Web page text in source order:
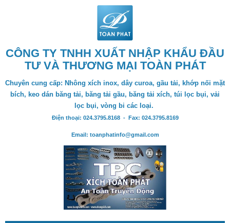
CÔNG TY TNHH XUẤT NHẬP KHẨU ĐẦU
TƯ VÀ THƯƠNG MẠI TOÀN PHÁT
Chuyên cung cấp: Nhông xích inox, dây curoa, gầu tải, khớp nối mặt
bích, keo dán băng tải, băng tải gầu, băng tải xích, túi lọc bụi, vải
lọc bụi, vòng bi các loại.
Điện thoại: 024.3795.8168 - Fax: 024.3795.8169
Email: toanphatinfo@gmail.com